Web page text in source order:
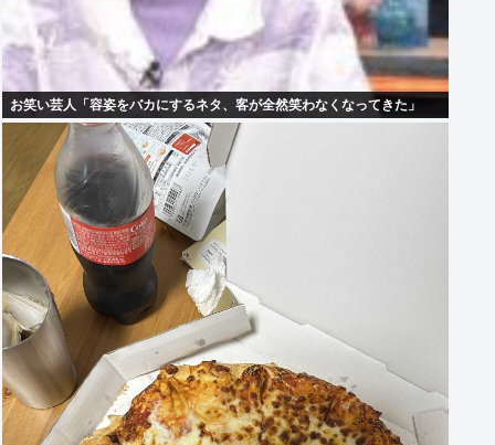
お笑い芸人「容姿をバカにするネタ、客が全然笑わなくなってきた」